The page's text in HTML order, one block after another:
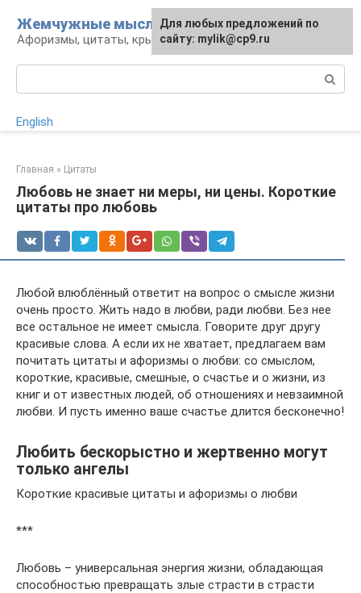
контенту
Жемчужные мысли
Афоризмы, цитаты, крылатые фразы
English
Главная » Цитаты
Любовь не знает ни меры, ни цены. Короткие
цитаты про любовь
Любой влюблённый ответит на вопрос о смысле жизни
очень просто. Жить надо в любви, ради любви. Без нее
все остальное не имеет смысла. Говорите друг другу
красивые слова. А если их не хватает, предлагаем вам
почитать цитаты и афоризмы о любви: со смыслом,
короткие, красивые, смешные, о счастье и о жизни, из
книг и от известных людей, об отношениях и невзаимной
любви. И пусть именно ваше счастье длится бесконечно!
Любить бескорыстно и жертвенно могут
только ангелы
Короткие красивые цитаты и афоризмы о любви
***
Любовь – универсальная энергия жизни, обладающая
способностью превращать злые страсти в страсти
Для любых предложений по
сайту: mylik@cp9.ru